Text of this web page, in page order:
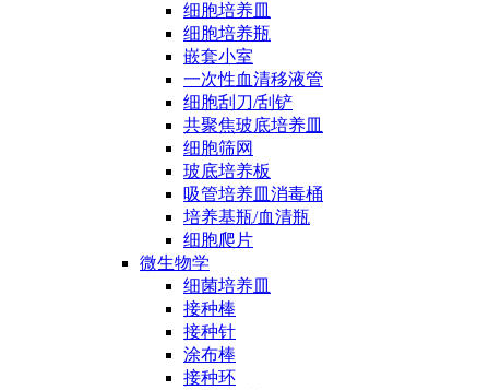
细胞培养皿
细胞培养瓶
嵌套小室
一次性血清移液管
细胞刮刀/刮铲
共聚焦玻底培养皿
细胞筛网
玻底培养板
吸管培养皿消毒桶
培养基瓶/血清瓶
细胞爬片
微生物学
细菌培养皿
接种棒
接种针
涂布棒
接种环